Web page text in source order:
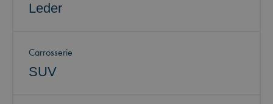
Leder
Carrosserie
SUV